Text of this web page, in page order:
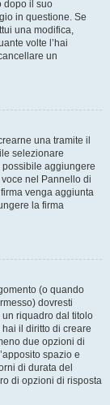
dopo il suo
in questione. Se
una modifica,
volte l’hai
un
una tramite il
selezionare
aggiungere
nel Pannello di
venga aggiunta
la firma
(o quando
dovresti
un riquadro dal titolo
il diritto di creare
due opzioni di
spazio e
di durata del
di opzioni di risposta